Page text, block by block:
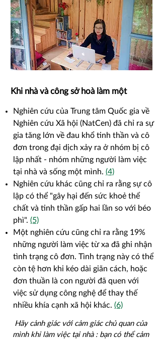
Khi nhà và công sở hoà làm một
Nghiên cứu của Trung tâm Quốc gia về
Nghiên cứu Xã hội (NatCen) đã chỉ ra sự
gia tăng lớn về đau khổ tinh thần và cô
đơn trong đại dịch xảy ra ở nhóm bị cô
lập nhất - nhóm những người làm việc
tại nhà và sống một mình. (4)
Nghiên cứu khác cũng chỉ ra rằng sự cô
lập có thể "gây hại đến sức khoẻ thể
chất và tinh thần gấp hai lần so với béo
phì". (5)
Một nghiên cứu cũng chỉ ra rằng 19%
những người làm việc từ xa đã ghi nhận
tình trạng cô đơn. Tình trạng này có thể
còn tệ hơn khi kéo dài giãn cách, hoặc
đơn thuần là con người đã quen với
việc sử dụng công nghệ để thay thế
nhiều khía cạnh xã hội khác. (6)
Hãy cảnh giác với cảm giác chủ quan của
mình khi làm việc tại nhà : bạn có thể cảm